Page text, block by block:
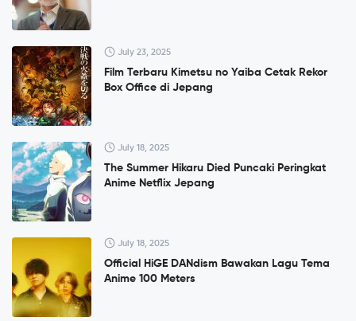
July 23, 2025
Film Terbaru Kimetsu no Yaiba Cetak Rekor
Box Office di Jepang
July 18, 2025
The Summer Hikaru Died Puncaki Peringkat
Anime Netflix Jepang
July 18, 2025
Official HiGE DANdism Bawakan Lagu Tema
Anime 100 Meters